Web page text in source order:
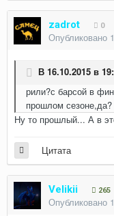
zadrot 0
Опубликовано
В 16.10.2015 в
рили?с барсой в
прошлом сезоне,да?
Ну то прошлый... А в
Цитата
Velikii 265
Опубликовано